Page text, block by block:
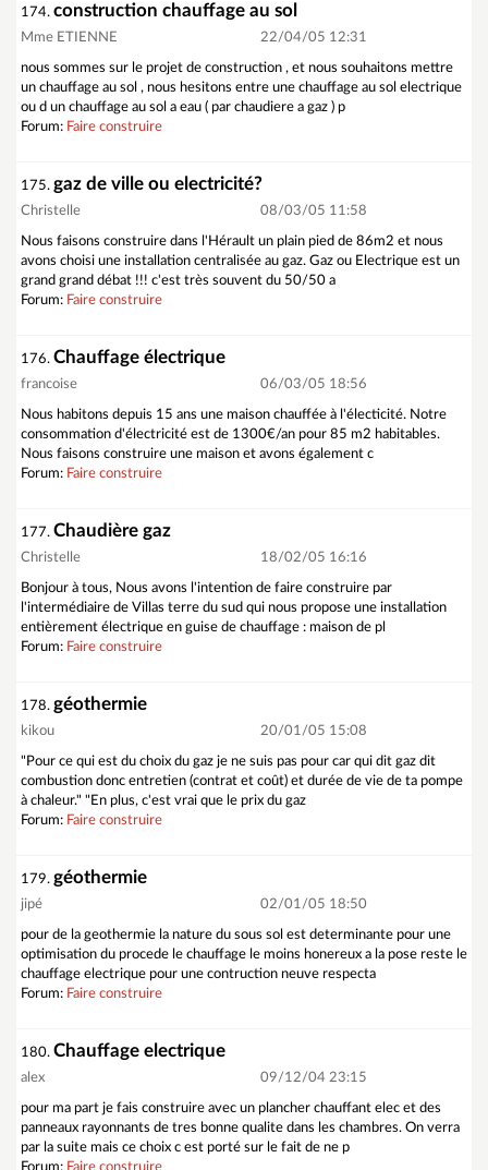
174. construction chauffage au sol
Mme ETIENNE 22/04/05 12:31
nous sommes sur le projet de construction , et nous souhaitons mettre
un chauffage au sol , nous hesitons entre une chauffage au sol electrique
ou d un chauffage au sol a eau ( par chaudiere a gaz ) p
Forum: Faire construire
175. gaz de ville ou electricité?
Christelle 08/03/05 11:58
Nous faisons construire dans l'Hérault un plain pied de 86m2 et nous
avons choisi une installation centralisée au gaz. Gaz ou Electrique est un
grand grand débat !!! c'est très souvent du 50/50 a
Forum: Faire construire
176. Chauffage électrique
francoise 06/03/05 18:56
Nous habitons depuis 15 ans une maison chauffée à l'électicité. Notre
consommation d'électricité est de 1300€/an pour 85 m2 habitables.
Nous faisons construire une maison et avons également c
Forum: Faire construire
177. Chaudière gaz
Christelle 18/02/05 16:16
Bonjour à tous, Nous avons l'intention de faire construire par
l'intermédiaire de Villas terre du sud qui nous propose une installation
entièrement électrique en guise de chauffage : maison de pl
Forum: Faire construire
178. géothermie
kikou 20/01/05 15:08
"Pour ce qui est du choix du gaz je ne suis pas pour car qui dit gaz dit
combustion donc entretien (contrat et coût) et durée de vie de ta pompe
à chaleur." "En plus, c'est vrai que le prix du gaz
Forum: Faire construire
179. géothermie
jipé 02/01/05 18:50
pour de la geothermie la nature du sous sol est determinante pour une
optimisation du procede le chauffage le moins honereux a la pose reste le
chauffage electrique pour une contruction neuve respecta
Forum: Faire construire
180. Chauffage electrique
alex 09/12/04 23:15
pour ma part je fais construire avec un plancher chauffant elec et des
panneaux rayonnants de tres bonne qualite dans les chambres. On verra
par la suite mais ce choix c est porté sur le fait de ne p